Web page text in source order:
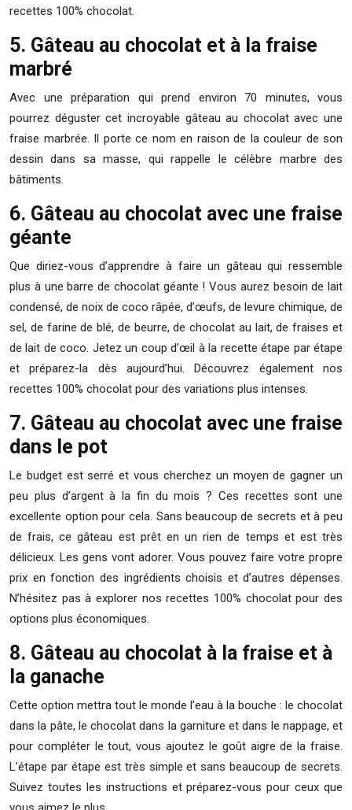
recettes 100% chocolat.
5. Gâteau au chocolat et à la fraise
marbré
Avec une préparation qui prend environ 70 minutes, vous
pourrez déguster cet incroyable gâteau au chocolat avec une
fraise marbrée. Il porte ce nom en raison de la couleur de son
dessin dans sa masse, qui rappelle le célèbre marbre des
bâtiments.
6. Gâteau au chocolat avec une fraise
géante
Que diriez-vous d’apprendre à faire un gâteau qui ressemble
plus à une barre de chocolat géante ! Vous aurez besoin de lait
condensé, de noix de coco râpée, d’œufs, de levure chimique, de
sel, de farine de blé, de beurre, de chocolat au lait, de fraises et
de lait de coco. Jetez un coup d’œil à la recette étape par étape
et préparez-la dès aujourd’hui. Découvrez également nos
recettes 100% chocolat pour des variations plus intenses.
7. Gâteau au chocolat avec une fraise
dans le pot
Le budget est serré et vous cherchez un moyen de gagner un
peu plus d’argent à la fin du mois ? Ces recettes sont une
excellente option pour cela. Sans beaucoup de secrets et à peu
de frais, ce gâteau est prêt en un rien de temps et est très
délicieux. Les gens vont adorer. Vous pouvez faire votre propre
prix en fonction des ingrédients choisis et d’autres dépenses.
N’hésitez pas à explorer nos recettes 100% chocolat pour des
options plus économiques.
8. Gâteau au chocolat à la fraise et à
la ganache
Cette option mettra tout le monde l’eau à la bouche : le chocolat
dans la pâte, le chocolat dans la garniture et dans le nappage, et
pour compléter le tout, vous ajoutez le goût aigre de la fraise.
L’étape par étape est très simple et sans beaucoup de secrets.
Suivez toutes les instructions et préparez-vous pour ceux que